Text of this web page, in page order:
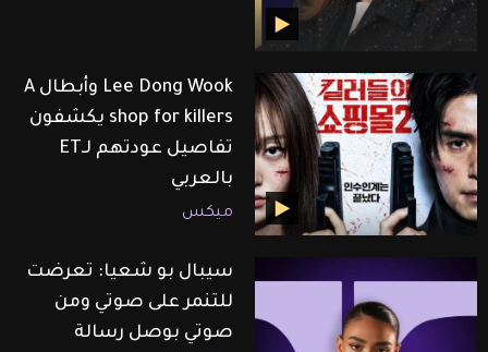
Lee Dong Wook وأبطال A
shop for killers يكشفون
تفاصيل عودتهم لـET
بالعربي
ميكس
سيبال بو شعيا: تعرضت
للتنمر على صوتي ومن
صوتي بوصل رسالة